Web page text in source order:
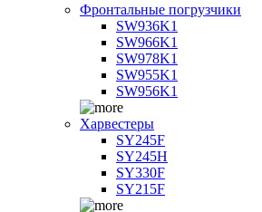
Фронтальные погрузчики
SW936K1
SW966K1
SW978K1
SW955K1
SW956K1
Харвестеры
SY245F
SY245H
SY330F
SY215F